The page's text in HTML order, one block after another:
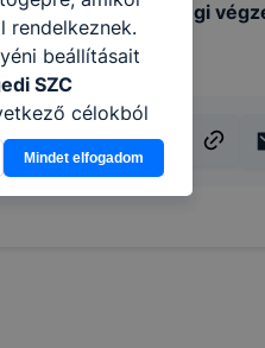
azérettségi
2 év.
rendelkeznek.
beállításait
SZC
célokból
Ön a
vagy
még jobb
Mindet elfogadom